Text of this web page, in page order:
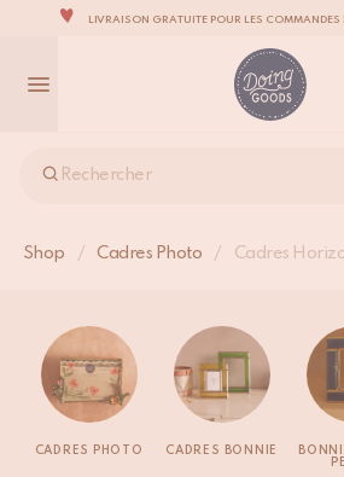
LIVRAISON GRATUITE POUR LES
LA MARQUE D’ACCESSOIRES POUR LA MAISON
TOUS NOS PRODUITS SONT 100 %
Rechercher
Shop / Cadres Photo / Cadres
CADRES PHOTO CADRES BONNIE